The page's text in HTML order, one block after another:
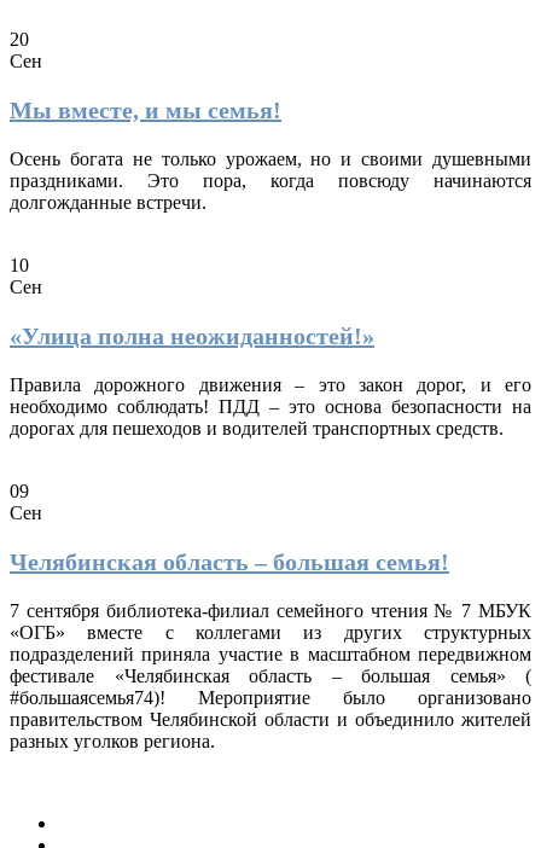
20
Сен
Мы вместе, и мы семья!
Осень богата не только урожаем, но и своими душевными
праздниками. Это пора, когда повсюду начинаются
долгожданные встречи.
10
Сен
«Улица полна неожиданностей!»
Правила дорожного движения – это закон дорог, и его
необходимо соблюдать! ПДД – это основа безопасности на
дорогах для пешеходов и водителей транспортных средств.
09
Сен
Челябинская область – большая семья!
7 сентября библиотека-филиал семейного чтения № 7 МБУК
«ОГБ» вместе с коллегами из других структурных
подразделений приняла участие в масштабном передвижном
фестивале «Челябинская область – большая семья» (
#большаясемья74)! Мероприятие было организовано
правительством Челябинской области и объединило жителей
разных уголков региона.